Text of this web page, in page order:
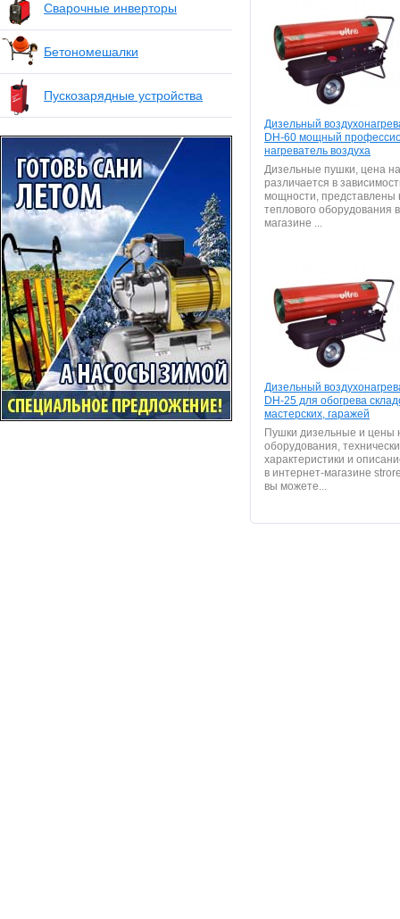
Сварочные инверторы
Бетономешалки
Пускозарядные устройства
Дизельный
DH-60 мощный
нагреватель воздуха
Дизельные пушки, цена
различается в
мощности, представлены
теплового оборудования
магазине ...
Дизельный
DH-25 для обогрева
мастерских, гаражей
Пушки дизельные и цены
оборудования,
характеристики и
в интернет-магазине
вы можете...